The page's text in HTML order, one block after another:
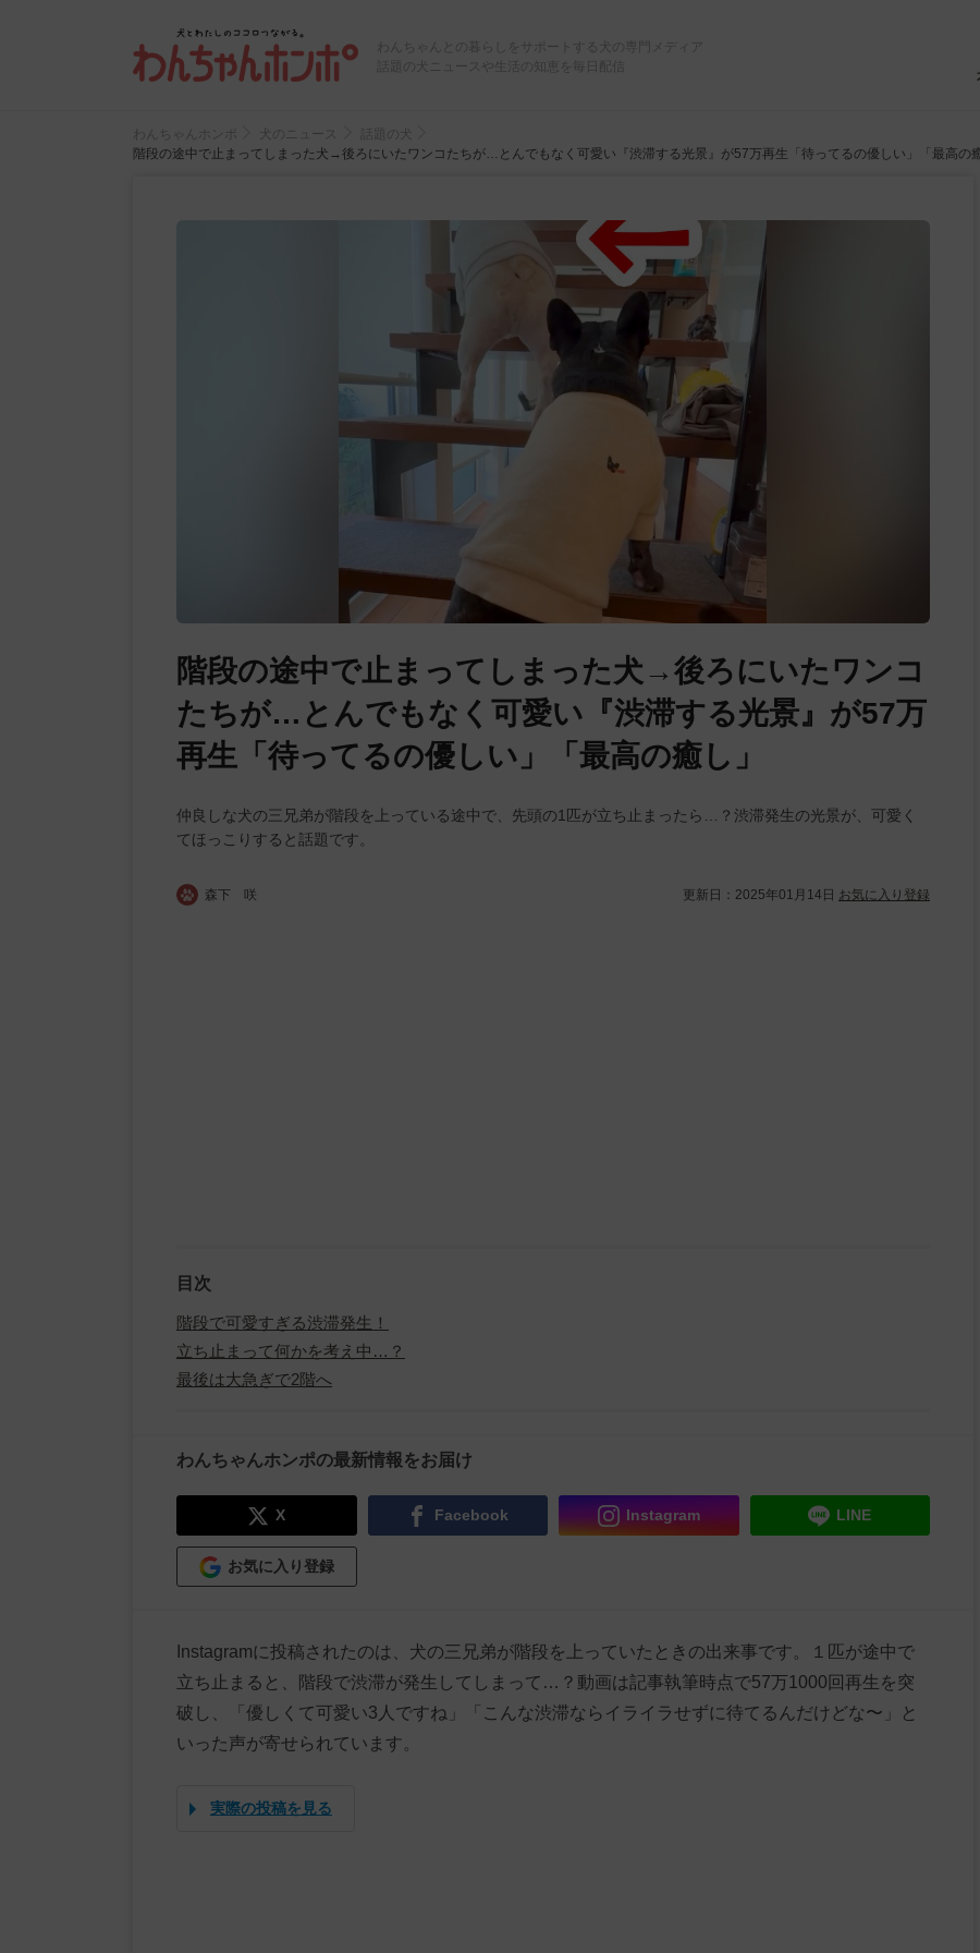
わんちゃんとの暮らしをサポートする犬の専門メディア
話題の犬ニュースや生活の知恵を毎日配信
わんちゃんホンポ 犬のニュース
話題の犬
階段の途中で止まってしまった犬→後ろにいたワンコたちが…とんでもなく可愛い『渋滞する光景』が57万再生「待ってるの優しい」「最高の癒
階段の途中で止まってしまった犬→後ろにいたワンコ
たちが…とんでもなく可愛い『渋滞する光景』が57万
再生「待ってるの優しい」「最高の癒し」
仲良しな犬の三兄弟が階段を上っている途中で、先頭の1匹が立ち止まったら…？渋滞発生の光景が、可愛く
てほっこりすると話題です。
森下 咲 更新日： 2025年01月14日 お気に入り登録
目次
階段で可愛すぎる渋滞発生！
立ち止まって何かを考え中…？
最後は大急ぎで2階へ
わんちゃんホンポの最新情報をお届け
X Facebook Instagram LINE
お気に入り登録
Instagramに投稿されたのは、犬の三兄弟が階段を上っていたときの出来事です。１匹が途中で
立ち止まると、階段で渋滞が発生してしまって…？動画は記事執筆時点で57万1000回再生を突
破し、「優しくて可愛い3人ですね」「こんな渋滞ならイライラせずに待てるんだけどな〜」と
いった声が寄せられています。
実際の投稿を見る